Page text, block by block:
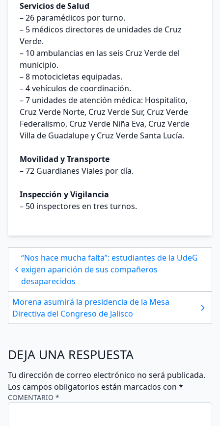
Servicios de Salud
– 26 paramédicos por turno.
– 5 médicos directores de unidades de Cruz
Verde.
– 10 ambulancias en las seis Cruz Verde del
municipio.
– 8 motocicletas equipadas.
– 4 vehículos de coordinación.
– 7 unidades de atención médica: Hospitalito,
Cruz Verde Norte, Cruz Verde Sur, Cruz Verde
Federalismo, Cruz Verde Niña Eva, Cruz Verde
Villa de Guadalupe y Cruz Verde Santa Lucía.
Movilidad y Transporte
– 72 Guardianes Viales por día.
Inspección y Vigilancia
– 50 inspectores en tres turnos.
“Nos hace mucha falta”: estudiantes de la UdeG
exigen aparición de sus compañeros
desaparecidos
Morena asumirá la presidencia de la Mesa
Directiva del Congreso de Jalisco
DEJA UNA RESPUESTA
Tu dirección de correo electrónico no será publicada.
Los campos obligatorios están marcados con *
COMENTARIO *